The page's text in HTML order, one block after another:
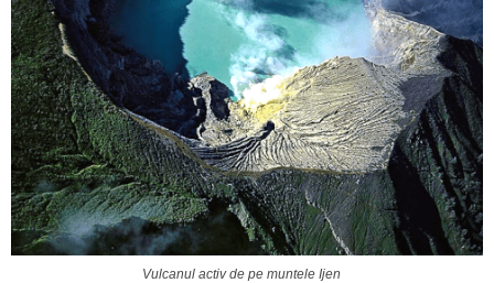
Vulcanul activ de pe muntele Ijen